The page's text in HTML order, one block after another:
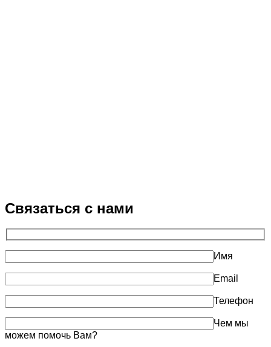
Связаться с нами
Имя
Email
Телефон
Чем мы
можем помочь Вам?